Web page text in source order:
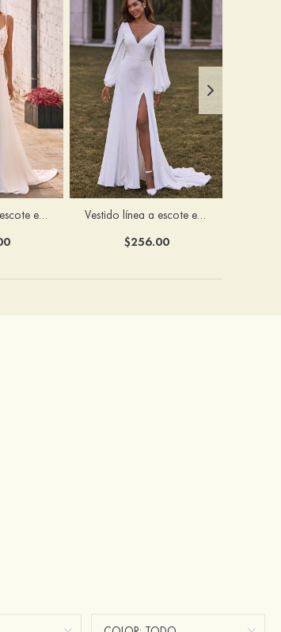
Vestido línea a escote en v cola de corte crepé elástico vestido de novia Vestido línea a escote en v satén crepé elástico cola de la corte vestido de novia
$256.00